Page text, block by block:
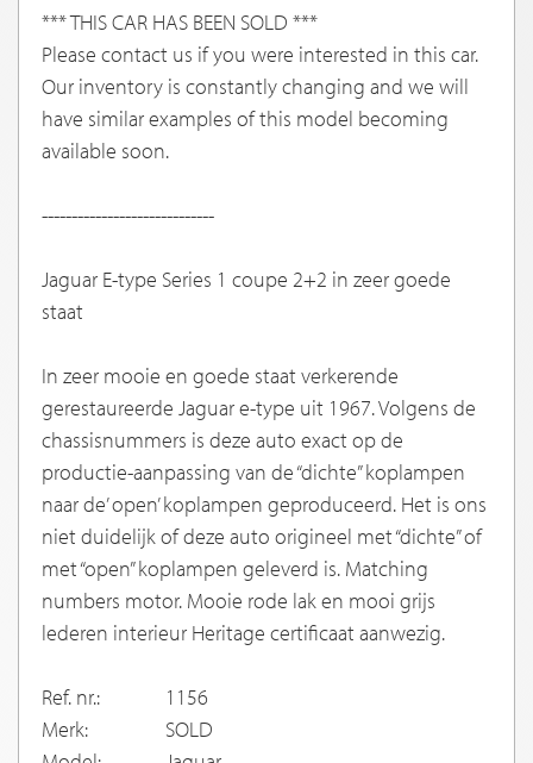
*** THIS CAR HAS BEEN SOLD ***
Please contact us if you were interested in this car.
Our inventory is constantly changing and we will
have similar examples of this model becoming
available soon.
-----------------------------
Jaguar E-type Series 1 coupe 2+2 in zeer goede
staat
In zeer mooie en goede staat verkerende
gerestaureerde Jaguar e-type uit 1967. Volgens de
chassisnummers is deze auto exact op de
productie-aanpassing van de “dichte” koplampen
naar de’ open’ koplampen geproduceerd. Het is ons
niet duidelijk of deze auto origineel met “dichte” of
met “open” koplampen geleverd is. Matching
numbers motor. Mooie rode lak en mooi grijs
lederen interieur Heritage certificaat aanwezig.
Ref. nr.:
1156
Merk:
SOLD